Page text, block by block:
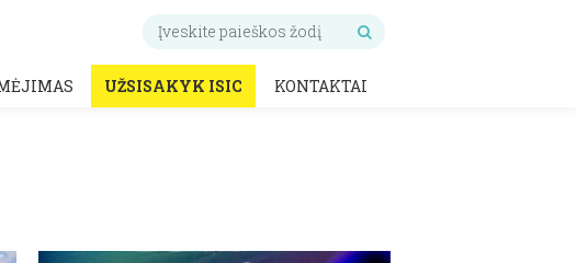
UŽSISAKYK ISIC KONTAKTAI